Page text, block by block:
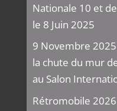
Nationale 10 et
le 8 Juin 2025
9 Novembre
la chute du mur
au Salon
Rétromobile 2026